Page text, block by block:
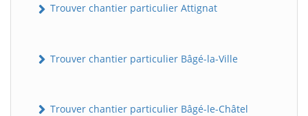
Trouver chantier particulier Attignat
Trouver chantier particulier Bâgé-la-Ville
Trouver chantier particulier Bâgé-le-Châtel